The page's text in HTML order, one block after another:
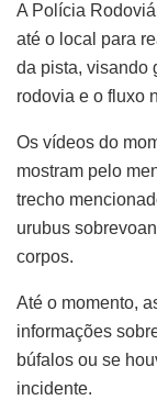
A Polícia
até o local para
da pista, visando
rodovia e o fluxo
Os vídeos do
mostram pelo
trecho
urubus
corpos.
Até o momento,
informações
búfalos ou se
incidente.